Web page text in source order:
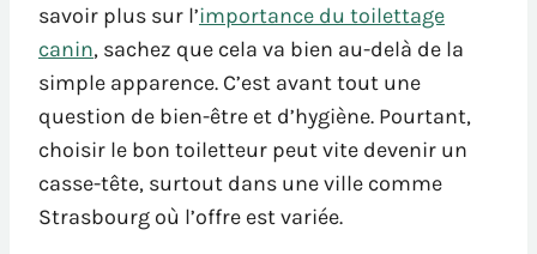
savoir plus sur l’importance du toilettage
canin, sachez que cela va bien au-delà de la
simple apparence. C’est avant tout une
question de bien-être et d’hygiène. Pourtant,
choisir le bon toiletteur peut vite devenir un
casse-tête, surtout dans une ville comme
Strasbourg où l’offre est variée.